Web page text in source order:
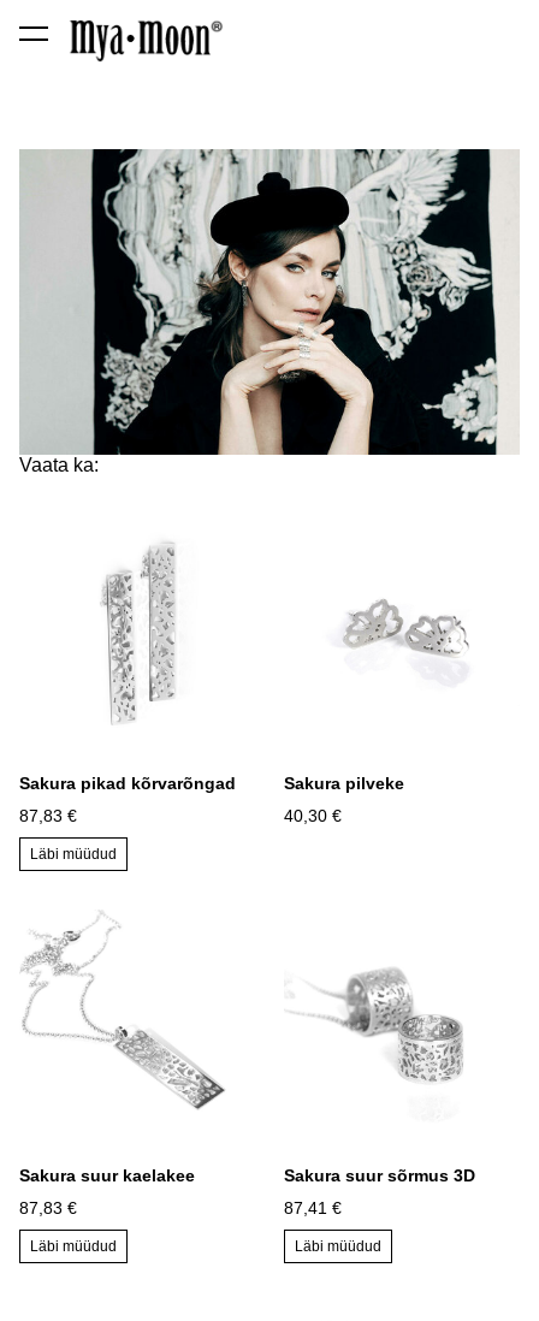
lisati ostukorvi.
Vaata ka:
Sakura pikad kõrvarõngad
87,83 €
Läbi müüdud
Sakura pilveke
40,30 €
Sakura suur kaelakee
87,83 €
Läbi müüdud
Sakura suur sõrmus 3D
87,41 €
Läbi müüdud